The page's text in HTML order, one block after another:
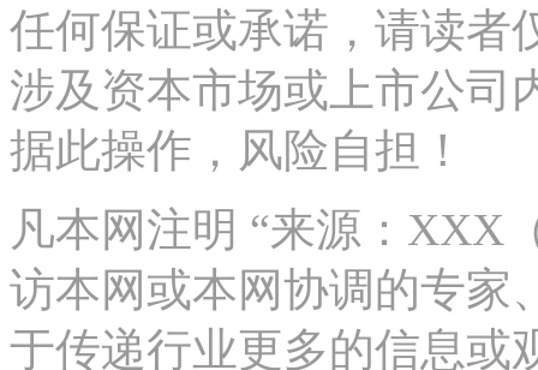
任何保证或承诺，请读者
涉及资本市场或上市公司
据此操作，风险自担！
凡本网注明 “来源：XXX
访本网或本网协调的专家
于传递行业更多的信息或